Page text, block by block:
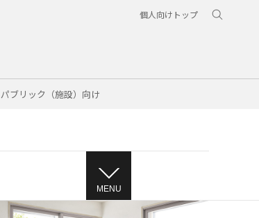
個人向けトップ
パブリック（施設）向け
MENU